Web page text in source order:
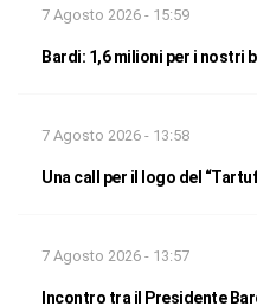
7 Agosto 2026 - 15:59
Bardi: 1,6 milioni per i nostri
7 Agosto 2026 - 13:58
Una call per il logo del
7 Agosto 2026 - 13:57
Incontro tra il Presidente